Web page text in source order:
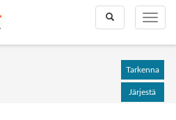
Toggle
Toggle
search
Tarkenna
Järjestä